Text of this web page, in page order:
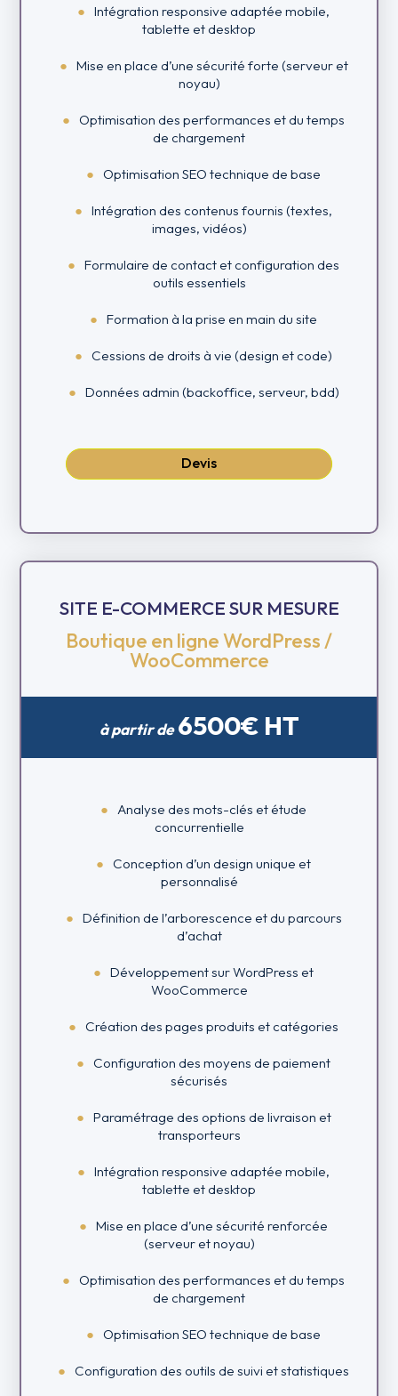
Intégration responsive adaptée mobile,
tablette et desktop
Mise en place d’une sécurité forte (serveur et
noyau)
Optimisation des performances et du temps
de chargement
Optimisation SEO technique de base
Intégration des contenus fournis (textes,
images, vidéos)
Formulaire de contact et configuration des
outils essentiels
Formation à la prise en main du site
Cessions de droits à vie (design et code)
Données admin (backoffice, serveur, bdd)
Devis
SITE E-COMMERCE SUR MESURE
Boutique en ligne WordPress /
WooCommerce
à partir de6500€ HT
Analyse des mots-clés et étude
concurrentielle
Conception d’un design unique et
personnalisé
Définition de l’arborescence et du parcours
d’achat
Développement sur WordPress et
WooCommerce
Création des pages produits et catégories
Configuration des moyens de paiement
sécurisés
Paramétrage des options de livraison et
transporteurs
Intégration responsive adaptée mobile,
tablette et desktop
Mise en place d’une sécurité renforcée
(serveur et noyau)
Optimisation des performances et du temps
de chargement
Optimisation SEO technique de base
Configuration des outils de suivi et statistiques